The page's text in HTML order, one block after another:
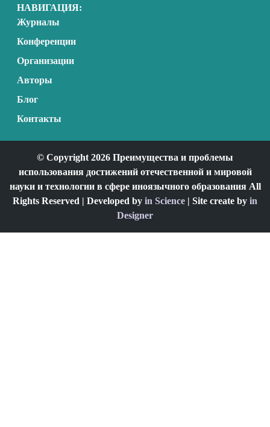
НАВИГАЦИЯ:
Журналы
Конференции
Организации
Авторы
Блог
Контакты
© Copyright 2026 Преимущества и проблемы
использования достижений отечественной и мировой
науки и технологии в сфере иноязычного образования All
Rights Reserved | Developed by in Science | Site create by in
Designer